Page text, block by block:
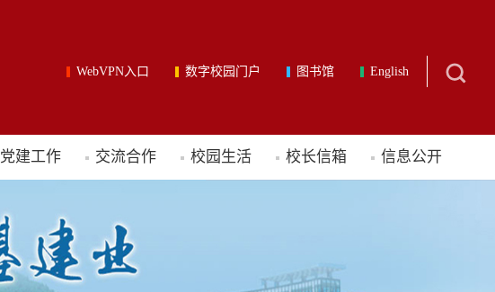
WebVPN入口 数字校园门户 图书馆 English
党建工作 交流合作 校园生活 校长信箱 信息公开